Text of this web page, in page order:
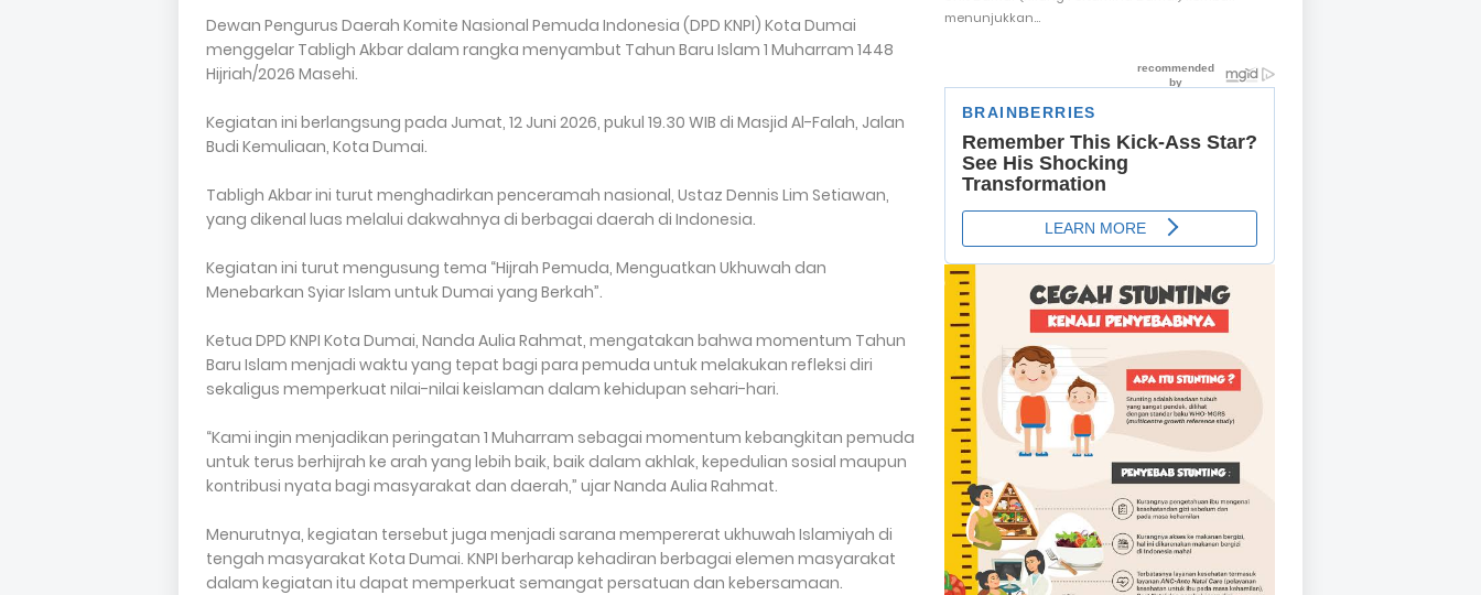
Dewan Pengurus Daerah Komite Nasional Pemuda Indonesia (DPD KNPI) Kota Dumai
menggelar Tabligh Akbar dalam rangka menyambut Tahun Baru Islam 1 Muharram 1448
Hijriah/2026 Masehi.
Kegiatan ini berlangsung pada Jumat, 12 Juni 2026, pukul 19.30 WIB di Masjid Al-Falah, Jalan
Budi Kemuliaan, Kota Dumai.
Tabligh Akbar ini turut menghadirkan penceramah nasional, Ustaz Dennis Lim Setiawan,
yang dikenal luas melalui dakwahnya di berbagai daerah di Indonesia.
Kegiatan ini turut mengusung tema “Hijrah Pemuda, Menguatkan Ukhuwah dan
Menebarkan Syiar Islam untuk Dumai yang Berkah”.
Ketua DPD KNPI Kota Dumai, Nanda Aulia Rahmat, mengatakan bahwa momentum Tahun
Baru Islam menjadi waktu yang tepat bagi para pemuda untuk melakukan refleksi diri
sekaligus memperkuat nilai-nilai keislaman dalam kehidupan sehari-hari.
“Kami ingin menjadikan peringatan 1 Muharram sebagai momentum kebangkitan pemuda
untuk terus berhijrah ke arah yang lebih baik, baik dalam akhlak, kepedulian sosial maupun
kontribusi nyata bagi masyarakat dan daerah,” ujar Nanda Aulia Rahmat.
Menurutnya, kegiatan tersebut juga menjadi sarana mempererat ukhuwah Islamiyah di
tengah masyarakat Kota Dumai. KNPI berharap kehadiran berbagai elemen masyarakat
dalam kegiatan itu dapat memperkuat semangat persatuan dan kebersamaan.
menunjukkan...